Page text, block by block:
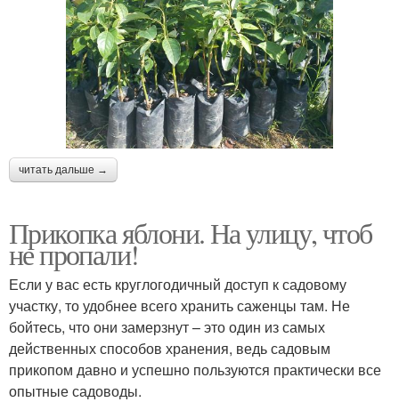
читать дальше →
Прикопка яблони. На улицу, чтоб
не пропали!
Если у вас есть круглогодичный доступ к садовому
участку, то удобнее всего хранить саженцы там. Не
бойтесь, что они замерзнут – это один из самых
действенных способов хранения, ведь садовым
прикопом давно и успешно пользуются практически все
опытные садоводы.